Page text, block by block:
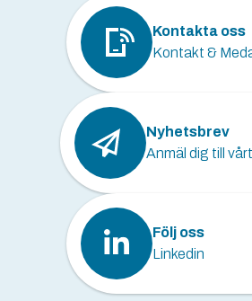
Kontakta oss
Kontakt &
Nyhetsbrev
Anmäl dig till
Följ oss
Linkedin